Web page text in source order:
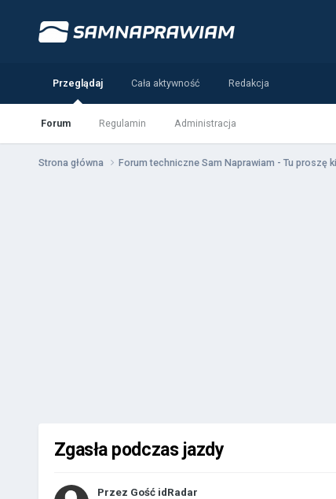
Przeglądaj
Forum Regulamin Administracja
Cała aktywność Redakcja
Strona główna Forum techniczne Sam Naprawiam - Tu proszę
Zgasła podczas jazdy
Przez Gość idRadar